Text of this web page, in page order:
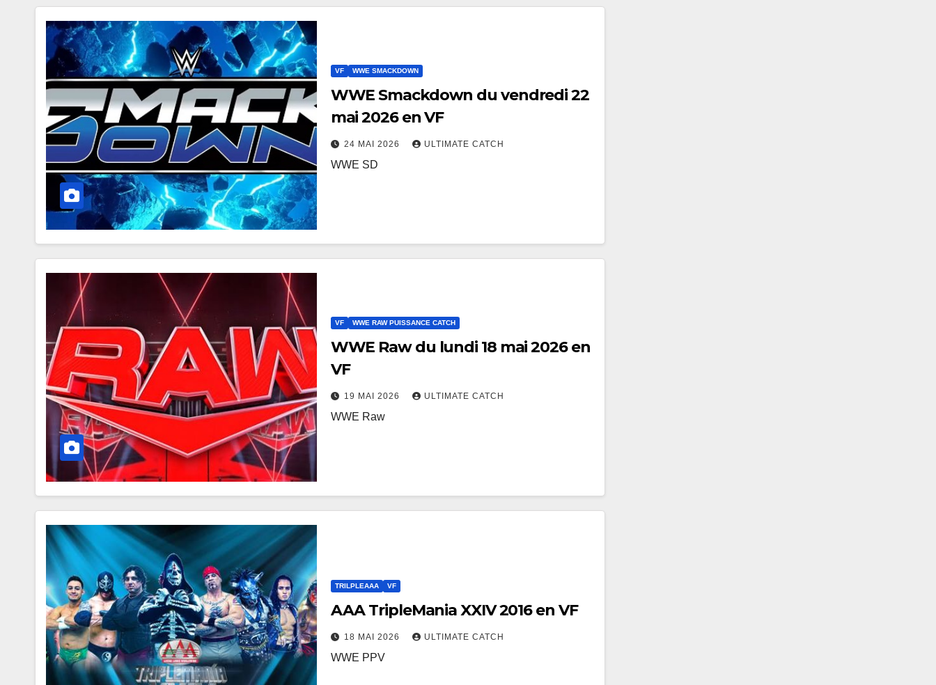
VF WWE SMACKDOWN
WWE Smackdown du vendredi 22
mai 2026 en VF
24 MAI 2026 ULTIMATE CATCH
WWE SD
VF WWE RAW PUISSANCE CATCH
WWE Raw du lundi 18 mai 2026 en
VF
19 MAI 2026 ULTIMATE CATCH
WWE Raw
TRILPLEAAA VF
AAA TripleMania XXIV 2016 en VF
18 MAI 2026 ULTIMATE CATCH
WWE PPV